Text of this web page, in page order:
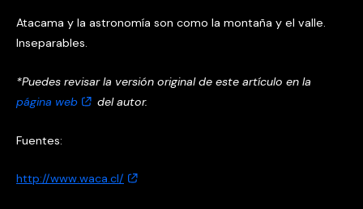
Atacama y la astronomía son como la montaña y el valle.
Inseparables.
*Puedes revisar la versión original de este artículo en la
página web
del autor.
Fuentes:
http://www.waca.cl/